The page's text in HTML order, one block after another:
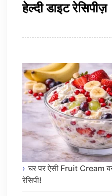
हेल्दी डाइट रेसिपीज़
घर पर ऐसी Fruit Cream
रेसिपी!